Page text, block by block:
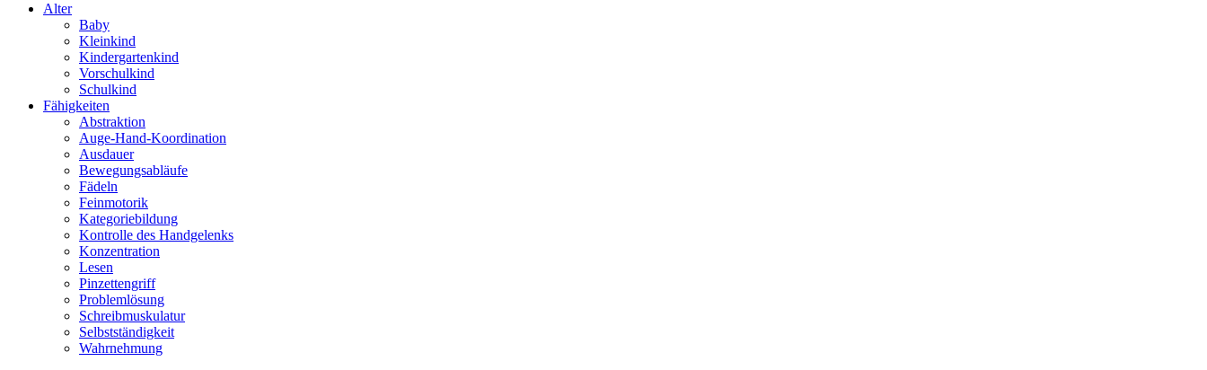
Alter
Baby
Kleinkind
Kindergartenkind
Vorschulkind
Schulkind
Fähigkeiten
Abstraktion
Auge-Hand-Koordination
Ausdauer
Bewegungsabläufe
Fädeln
Feinmotorik
Kategoriebildung
Kontrolle des Handgelenks
Konzentration
Lesen
Pinzettengriff
Problemlösung
Schreibmuskulatur
Selbstständigkeit
Wahrnehmung